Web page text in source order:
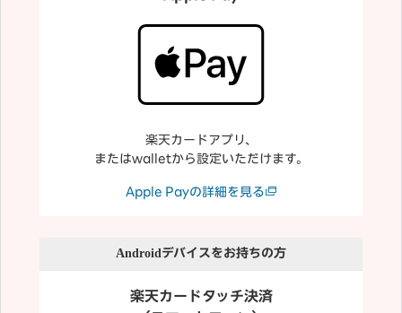
楽天カードアプリ、
またはwalletから設定いただけます。
Apple Payの詳細を見る
Androidデバイスをお持ちの方
楽天カードタッチ決済